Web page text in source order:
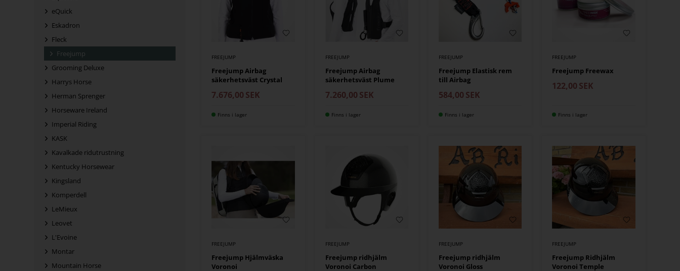
eQuick
Eskadron
Fleck
Freejump
Grooming Deluxe
Harrys Horse
Herman Sprenger
Horseware Ireland
Imperial Riding
KASK
Kavalkade ridutrustning
Kentucky Horsewear
Kingsland
Komperdell
LeMieux
Leovet
L'Evoine
Montar
Mountain Horse
FREEJUMP
Freejump Airbag
säkerhetsväst Crystal
7.676,00 SEK
Finns i lager
FREEJUMP
Freejump Airbag
säkerhetsväst Plume
7.260,00 SEK
Finns i lager
FREEJUMP
Freejump Elastisk rem
till Airbag
584,00 SEK
Finns i lager
FREEJUMP
Freejump Freewax
122,00 SEK
Finns i lager
FREEJUMP
Freejump Hjälmväska
Voronoi
FREEJUMP
Freejump ridhjälm
Voronoi Carbon
FREEJUMP
Freejump ridhjälm
Voronoi Gloss
FREEJUMP
Freejump Ridhjälm
Voronoi Temple